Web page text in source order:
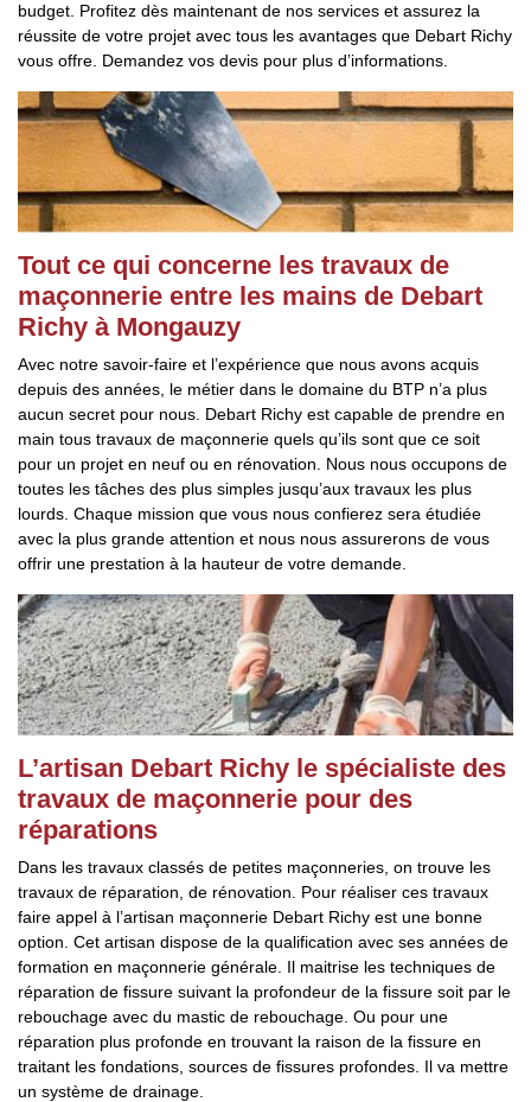
budget. Profitez dès maintenant de nos services et assurez la
réussite de votre projet avec tous les avantages que Debart Richy
vous offre. Demandez vos devis pour plus d’informations.
Tout ce qui concerne les travaux de
maçonnerie entre les mains de Debart
Richy à Mongauzy
Avec notre savoir-faire et l’expérience que nous avons acquis
depuis des années, le métier dans le domaine du BTP n’a plus
aucun secret pour nous. Debart Richy est capable de prendre en
main tous travaux de maçonnerie quels qu’ils sont que ce soit
pour un projet en neuf ou en rénovation. Nous nous occupons de
toutes les tâches des plus simples jusqu’aux travaux les plus
lourds. Chaque mission que vous nous confierez sera étudiée
avec la plus grande attention et nous nous assurerons de vous
offrir une prestation à la hauteur de votre demande.
L’artisan Debart Richy le spécialiste des
travaux de maçonnerie pour des
réparations
Dans les travaux classés de petites maçonneries, on trouve les
travaux de réparation, de rénovation. Pour réaliser ces travaux
faire appel à l’artisan maçonnerie Debart Richy est une bonne
option. Cet artisan dispose de la qualification avec ses années de
formation en maçonnerie générale. Il maitrise les techniques de
réparation de fissure suivant la profondeur de la fissure soit par le
rebouchage avec du mastic de rebouchage. Ou pour une
réparation plus profonde en trouvant la raison de la fissure en
traitant les fondations, sources de fissures profondes. Il va mettre
un système de drainage.